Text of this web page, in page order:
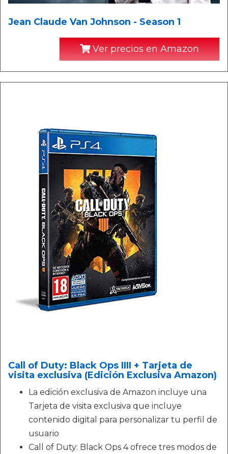
Jean Claude Van Johnson - Season 1
Ver precios en Amazon
Call of Duty: Black Ops IIII + Tarjeta de
visita exclusiva (Edición Exclusiva Amazon)
La edición exclusiva de Amazon incluye una
Tarjeta de visita exclusiva que incluye
contenido digital para personalizar tu perfil de
usuario
Call of Duty: Black Ops 4 ofrece tres modos de